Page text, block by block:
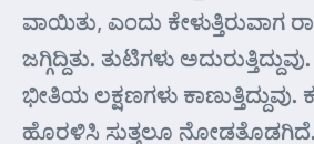
ವಾಯಿತು, ಎಂದು ಕೇಳುತ್ತಿರುವಾಗ
ಜಗ್ಗಿದ್ದಿತು. ತುಟಿಗಳು
ಭೀತಿಯ ಲಕ್ಷಣಗಳು ಕಾಣುತ್ತಿದ್ದುವು.
ಹೊರಳಿಸಿ ಸುತ್ತಲೂ ನೋಡತೊಡಗಿದೆ.